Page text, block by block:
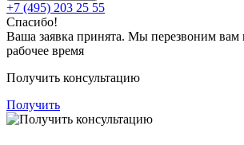
+7 (495) 203 25 55
Спасибо!
Ваша заявка принята. Мы перезвоним
рабочее время
Получить консультацию
Получить